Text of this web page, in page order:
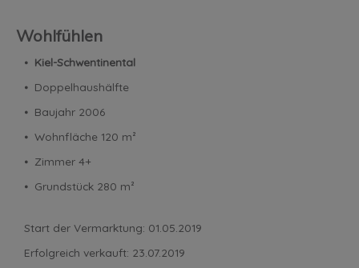
Wohlfühlen
⦁ Kiel-Schwentinental
⦁ Doppelhaushälfte
⦁ Baujahr 2006
⦁ Wohnfläche 120 m²
⦁ Zimmer 4+
⦁ Grundstück 280 m²
Start der Vermarktung: 01.05.2019
Erfolgreich verkauft: 23.07.2019